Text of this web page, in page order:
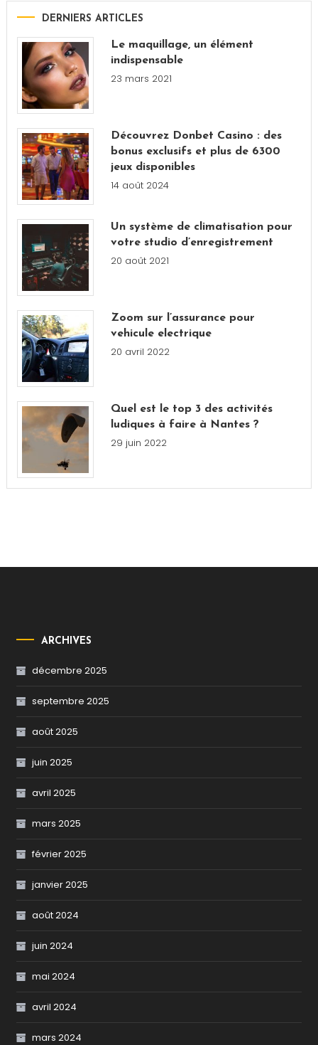
DERNIERS ARTICLES
Le maquillage, un élément
indispensable
23 mars 2021
Découvrez Donbet Casino : des
bonus exclusifs et plus de 6300
jeux disponibles
14 août 2024
Un système de climatisation pour
votre studio d’enregistrement
20 août 2021
Zoom sur l’assurance pour
vehicule electrique
20 avril 2022
Quel est le top 3 des activités
ludiques à faire à Nantes ?
29 juin 2022
ARCHIVES
décembre 2025
septembre 2025
août 2025
juin 2025
avril 2025
mars 2025
février 2025
janvier 2025
août 2024
juin 2024
mai 2024
avril 2024
mars 2024